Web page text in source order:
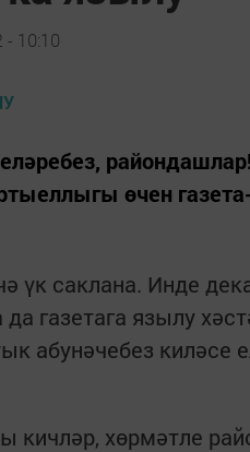
- 10:10
өчен
үк саклана. Инде
газетага язылу
абунәчебез киләсе
кичләр, хөрмәтле